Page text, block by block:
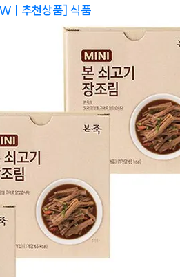
ㅣ추천상품]
식품